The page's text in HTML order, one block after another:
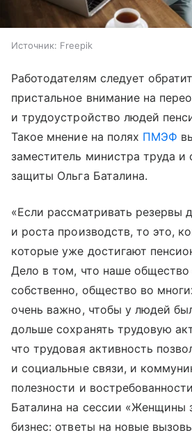
Источник: Freepik
Работодателям следует
пристальное внимание на
и трудоустройство людей
Такое мнение на полях ПМЭФ
заместитель министра труда и
защиты Ольга Баталина.
«Если рассматривать резервы
и роста производств, то это,
которые уже достигают
Дело в том, что наше общество
собственно, общество во
очень важно, чтобы у людей
дольше сохранять трудовую
что трудовая активность
и социальные связи, и
полезности и
Баталина на сессии «Женщины
бизнес: ответы на новые